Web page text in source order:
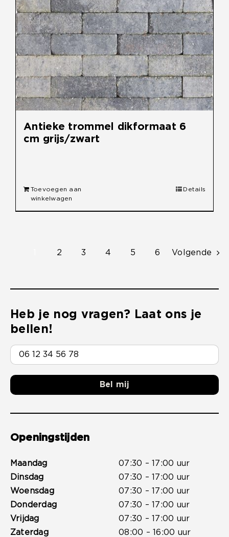
Antieke trommel dikformaat 6
cm grijs/zwart
Toevoegen aan
winkelwagen
Details
2 3 4 5 6 Volgende
Heb je nog vragen? Laat ons je
bellen!
Bel mij
Openingstijden
Maandag
Dinsdag
Woensdag
Donderdag
Vrijdag
Zaterdag
07:30 – 17:00 uur
07:30 – 17:00 uur
07:30 – 17:00 uur
07:30 – 17:00 uur
07:30 – 17:00 uur
08:00 – 16:00 uur